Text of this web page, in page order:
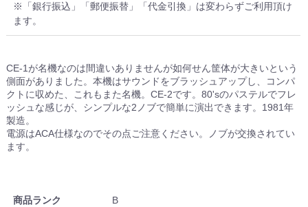
※「銀行振込」「郵便振替」「代金引換」は変わらずご利用頂け
ます。
CE-1が名機なのは間違いありませんが如何せん筐体が大きいという
側面がありました。本機はサウンドをブラッシュアップし、コンパ
クトに収めた、これもまた名機。CE-2です。80'sのパステルでフレ
ッシュな感じが、シンプルな2ノブで簡単に演出できます。1981年
製造。
電源はACA仕様なのでその点ご注意ください。ノブが交換されてい
ます。
商品ランク B